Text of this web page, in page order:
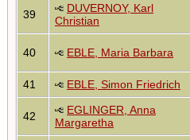
39
DUVERNOY, Karl
Christian
40 EBLE, Maria Barbara
41 EBLE, Simon Friedrich
42
EGLINGER, Anna
Margaretha